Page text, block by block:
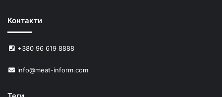
е
й
У
р
ї
Контакти
+380 96 619 8888
info@meat-inform.com